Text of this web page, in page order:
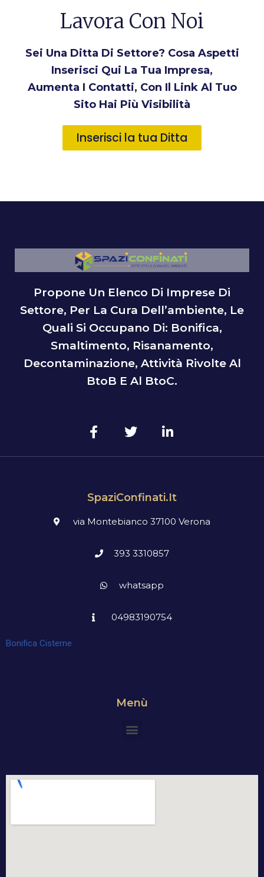
Lavora Con Noi
Sei Una Ditta Di Settore? Cosa Aspetti
Inserisci Qui La Tua Impresa,
Aumenta I Contatti, Con Il Link Al Tuo
Sito Hai Più Visibilità
Inserisci la tua Ditta
Propone Un Elenco Di Imprese Di
Settore, Per La Cura Dell’ambiente, Le
Quali Si Occupano Di: Bonifica,
Smaltimento, Risanamento,
Decontaminazione, Attività Rivolte Al
BtoB E Al BtoC.
SpaziConfinati.it
via Montebianco 37100 Verona
393 3310857
whatsapp
04983190754
Bonifica Cisterne
Menù